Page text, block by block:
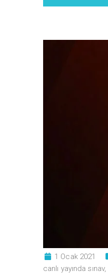
1 Ocak 2021
canlı yayında sınav,